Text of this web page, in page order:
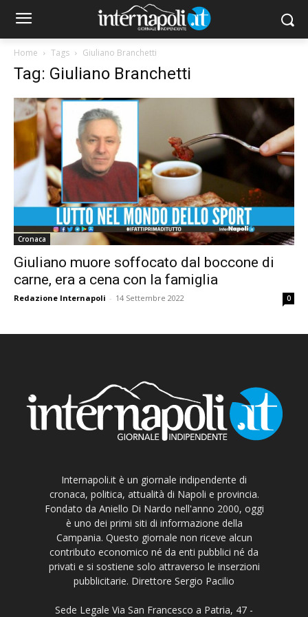
Home Tags Giuliano Branchetti
Tag: Giuliano Branchetti
Cronaca
Giuliano muore soffocato dal boccone di
carne, era a cena con la famiglia
Redazione Internapoli - 14 Settembre 2022 0
Internapoli.it è un giornale indipendente di
cronaca, politica, attualità di Napoli e provincia.
Fondato da Aniello Di Nardo nell'anno 2000, oggi
è uno dei primi siti di informazione della
Campania. Questo giornale non riceve alcun
contributo economico né da enti pubblici né da
privati e si sostiene solo attraverso le inserzioni
pubblicitarie. Direttore Sergio Pacilio
Sede Legale Via San Francesco a Patria, 47 -